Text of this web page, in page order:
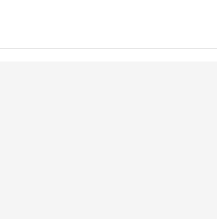
OPINIÓN EXTRAS